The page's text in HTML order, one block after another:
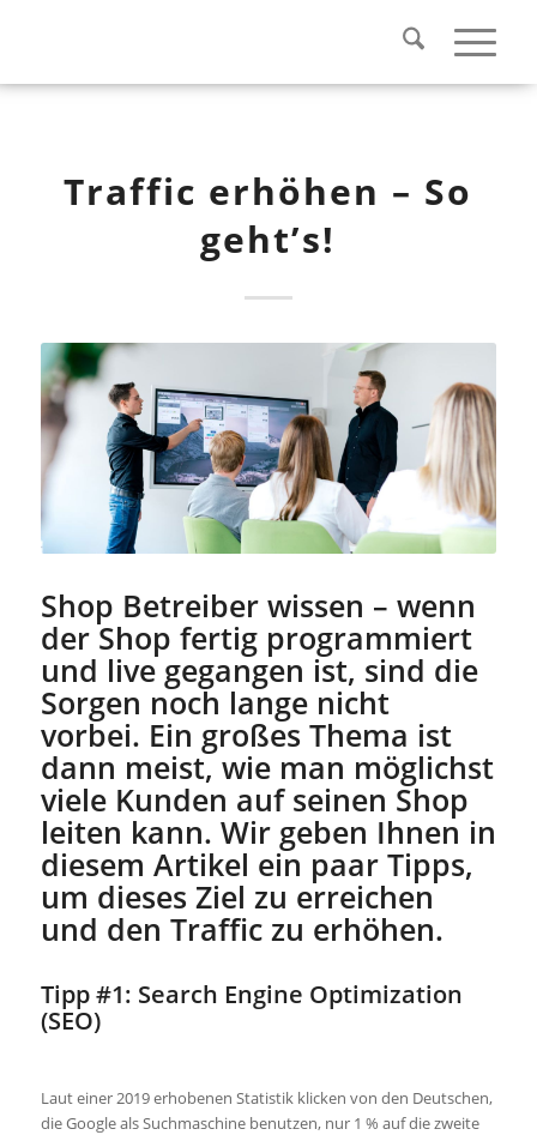
Traffic erhöhen – So
geht’s!
Shop Betreiber wissen – wenn
der Shop fertig programmiert
und live gegangen ist, sind die
Sorgen noch lange nicht
vorbei. Ein großes Thema ist
dann meist, wie man möglichst
viele Kunden auf seinen Shop
leiten kann. Wir geben Ihnen in
diesem Artikel ein paar Tipps,
um dieses Ziel zu erreichen
und den Traffic zu erhöhen.
Tipp #1: Search Engine Optimization
(SEO)
Laut einer 2019 erhobenen Statistik klicken von den Deutschen,
die Google als Suchmaschine benutzen, nur1 % auf die zweite